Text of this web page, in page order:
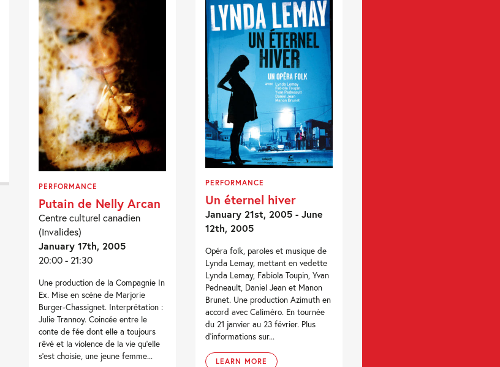
PERFORMANCE
Putain de Nelly Arcan
Centre culturel canadien
(Invalides)
January 17th, 2005
20:00 - 21:30
Une production de la Compagnie In
Ex. Mise en scène de Marjorie
Burger-Chassignet. Interprétation :
Julie Trannoy. Coincée entre le
conte de fée dont elle a toujours
rêvé et la violence de la vie qu’elle
s’est choisie, une jeune femme...
PERFORMANCE
Un éternel hiver
January 21st, 2005 - June
12th, 2005
Opéra folk, paroles et musique de
Lynda Lemay, mettant en vedette
Lynda Lemay, Fabiola Toupin, Yvan
Pedneault, Daniel Jean et Manon
Brunet. Une production Azimuth en
accord avec Caliméro. En tournée
du 21 janvier au 23 février. Plus
d'informations sur...
LEARN MORE